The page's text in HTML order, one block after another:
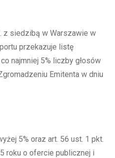
z siedzibą w Warszawie w
przekazuje listę
najmniej 5% liczby głosów
Emitenta w dniu
5% oraz art. 56 ust. 1 pkt.
roku o ofercie publicznej i